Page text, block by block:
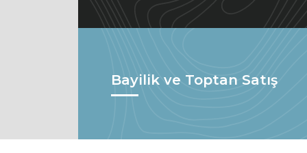
Bayilik ve Toptan Satış